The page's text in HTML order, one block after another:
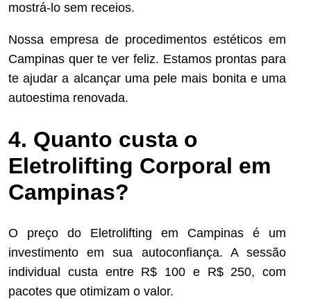
mostrá-lo sem receios.
Nossa empresa de procedimentos estéticos em
Campinas quer te ver feliz. Estamos prontas para
te ajudar a alcançar uma pele mais bonita e uma
autoestima renovada.
4. Quanto custa o
Eletrolifting Corporal em
Campinas?
O preço do Eletrolifting em Campinas é um
investimento em sua autoconfiança. A sessão
individual custa entre R$ 100 e R$ 250, com
pacotes que otimizam o valor.